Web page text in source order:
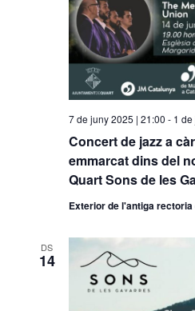
Concert de jazz a
emmarcat dins del
Quart Sons de les
7 de juny 2025 | 21:00 - 1
Exterior de l'antiga rectoria
DS
14